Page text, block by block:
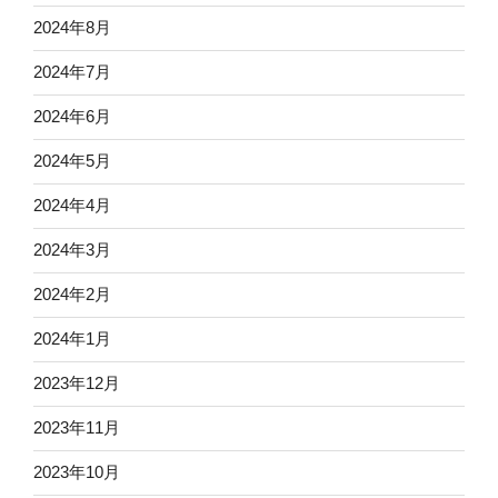
2024年8月
2024年7月
2024年6月
2024年5月
2024年4月
2024年3月
2024年2月
2024年1月
2023年12月
2023年11月
2023年10月